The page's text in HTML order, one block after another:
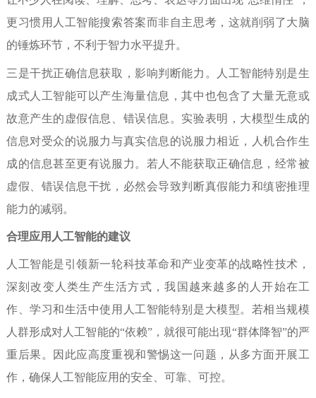
更习惯用人工智能搜索答案而非自主思考，这就削弱了大脑
的锤炼环节，不利于智力水平提升。
三是干扰正确信息获取，影响判断能力。
人工智能特别是生
成式人工智能可以产生海量信息，其中也包含了大量无意或
故意产生的虚假信息、错误信息。实验表明，大模型生成的
信息对受众的说服力与真实信息的说服力相近，人机合作生
成的信息甚至更有说服力。若人不能获取正确信息，经常被
虚假、错误信息干扰，必然会导致判断真假能力和缜密推理
能力的减弱。
合理应用人工智能的建议
人工智能是引领新一轮科技革命和产业变革的战略性技术，
深刻改变人类生产生活方式，我国越来越多的人开始在工
作、学习和生活中使用人工智能特别是大模型。若相当规模
人群形成对人工智能的“依赖”，就很可能出现“群体降智”的严
重后果。因此应高度重视和警惕这一问题，从多方面开展工
作，确保人工智能应用的安全、可靠、可控。